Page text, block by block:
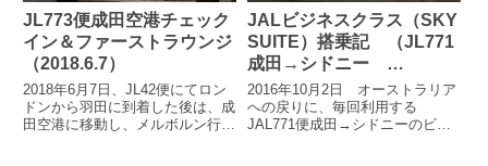
JL773便成田空港チェック
イン＆ファーストラウンジ
（2018.6.7）
2018年6月7日、JL42便にてロン
ドンから羽田に到着した後は、成
田空港に移動し、メルボルン行
JALビジネスクラス（SKY
SUITE）搭乗記 （JL771
成田→シドニー
2016.10.2）
2016年10月2日 オーストラリア
への戻りに、毎回利用する
JAL771便成田→シドニーのビジ